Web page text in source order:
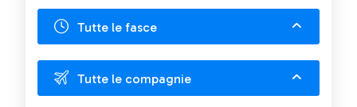
Tutte le fasce
Tutte le compagnie